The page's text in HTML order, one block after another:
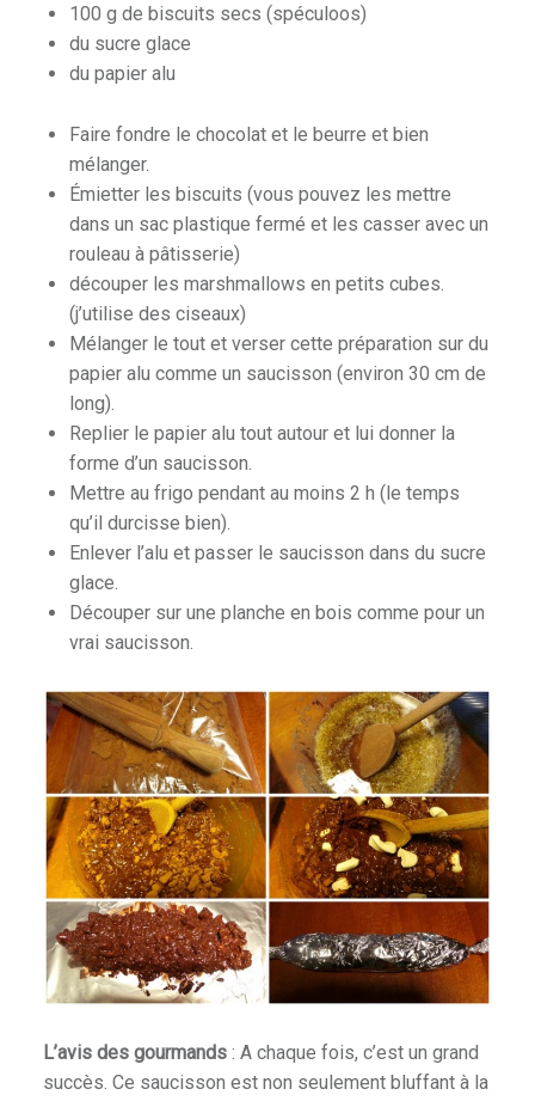
100 g de biscuits secs (spéculoos)
du sucre glace
du papier alu
Faire fondre le chocolat et le beurre et bien
mélanger.
Émietter les biscuits (vous pouvez les mettre
dans un sac plastique fermé et les casser avec un
rouleau à pâtisserie)
découper les marshmallows en petits cubes.
(j’utilise des ciseaux)
Mélanger le tout et verser cette préparation sur du
papier alu comme un saucisson (environ 30 cm de
long).
Replier le papier alu tout autour et lui donner la
forme d’un saucisson.
Mettre au frigo pendant au moins 2 h (le temps
qu’il durcisse bien).
Enlever l’alu et passer le saucisson dans du sucre
glace.
Découper sur une planche en bois comme pour un
vrai saucisson.
L’avis des gourmands: A chaque fois, c’est un grand
succès. Ce saucisson est non seulement bluffant à la